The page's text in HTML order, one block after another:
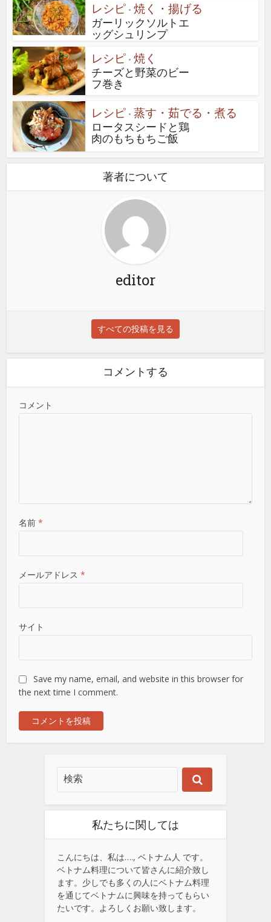
レシピ • 焼く・揚げる
ガーリックソルトエ
ッグシュリンプ
レシピ • 焼く
チーズと野菜のビー
フ巻き
レシピ • 蒸す・茹でる・煮る
ロータスシードと鶏
肉のもちもちご飯
著者について
editor
すべての投稿を見る
コメントする
コメント
名前*
メールアドレス*
サイト
Save my name, email, and website in this browser for
the next time I comment.
私たちに関しては
こんにちは、私は…., ベトナム人 です。
ベトナム料理について皆さんに紹介致し
ます。少しでも多くの人にベトナム料理
を通じてベトナムに興味を持ってもらい
たいです。よろしくお願い致します。